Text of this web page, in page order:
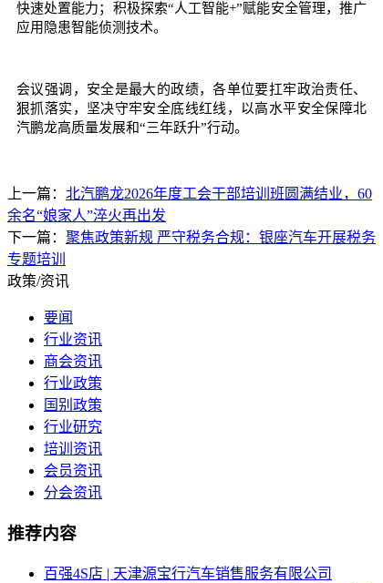
快速处置能力；积极探索“人工智能+”赋能安全管理，推广
应用隐患智能侦测技术。
会议强调，安全是最大的政绩，各单位要扛牢政治责任、
狠抓落实，坚决守牢安全底线红线，以高水平安全保障北
汽鹏龙高质量发展和“三年跃升”行动。
上一篇： 北汽鹏龙2026年度工会干部培训班圆满结业，60
余名“娘家人”淬火再出发
下一篇： 聚焦政策新规 严守税务合规：银座汽车开展税务
专题培训
政策/资讯
要闻
行业资讯
商会资讯
行业政策
国别政策
行业研究
培训资讯
会员资讯
分会资讯
推荐内容
百强4S店 | 天津源宝行汽车销售服务有限公司